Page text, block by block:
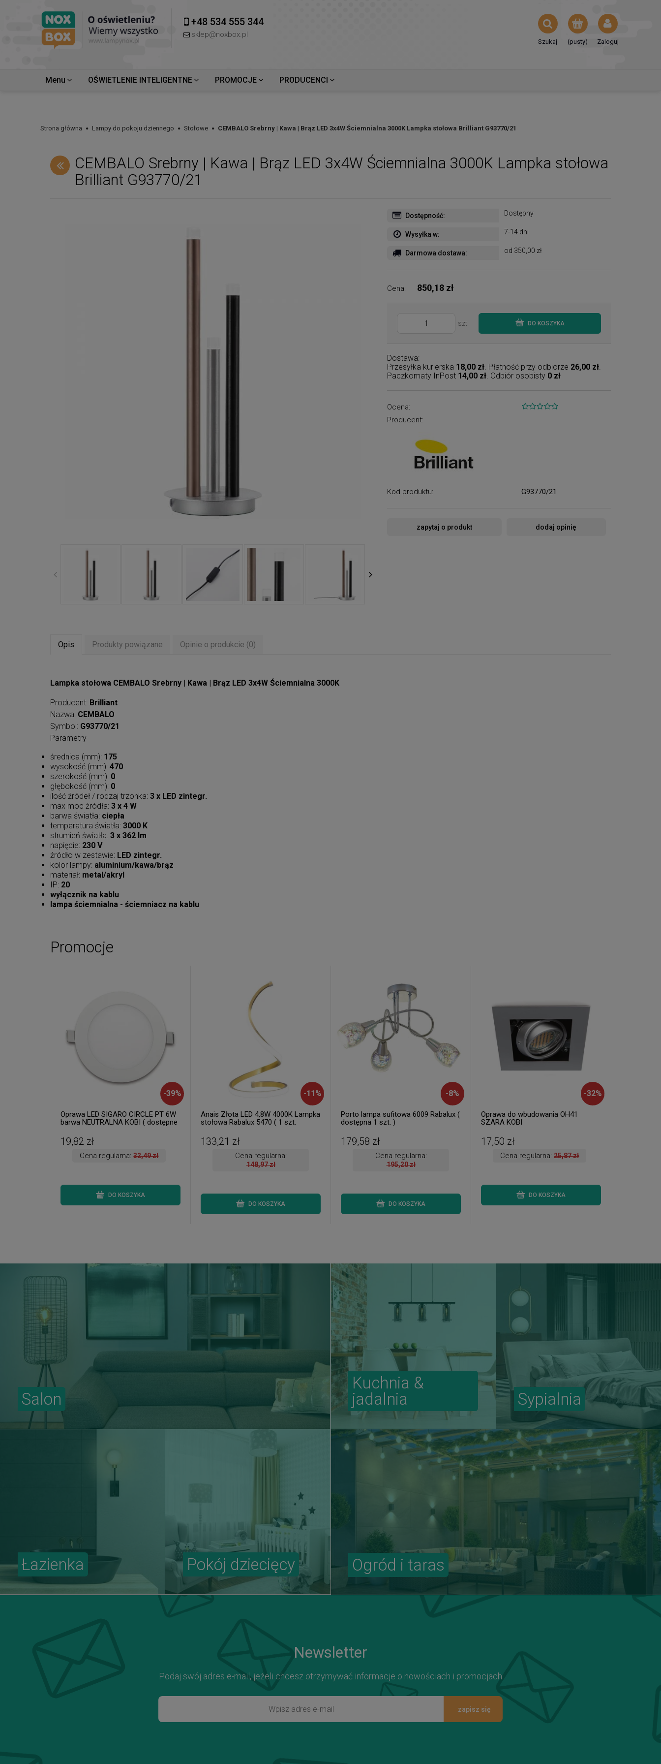
+48 534 555 344
sklep@noxbox.pl
(pusty) Zaloguj
Szukaj
Menu OŚWIETLENIE INTELIGENTNE PROMOCJE PRODUCENCI
Strona główna Lampy do pokoju dziennego Stołowe CEMBALO Srebrny | Kawa | Brąz LED 3x4W Ściemnialna 3000K Lampka stołowa Brilliant G93770/21
CEMBALO Srebrny | Kawa | Brąz LED 3x4W Ściemnialna 3000K Lampka stołowa
Brilliant G93770/21
Dostępność: Dostępny
Wysyłka w: 7-14 dni
Darmowa dostawa: od 350,00 zł
Cena: 850,18 zł
szt. DO KOSZYKA
Dostawa:
Przesyłka kurierska 18,00 zł. Płatność przy odbiorze 26,00 zł.
Paczkomaty InPost 14,00 zł. Odbiór osobisty 0 zł
Ocena:
Producent:
Kod produktu: G93770/21
zapytaj o produkt dodaj opinię
Opis Produkty powiązane Opinie o produkcie (0)
Lampka stołowa CEMBALO Srebrny | Kawa | Brąz LED 3x4W Ściemnialna 3000K
Producent: Brilliant
Nazwa: CEMBALO
Symbol: G93770/21
Parametry
średnica (mm): 175
wysokość (mm): 470
szerokość (mm): 0
głębokość (mm): 0
ilość źródeł / rodzaj trzonka: 3 x LED zintegr.
max moc źródła: 3 x 4 W
barwa światła: ciepła
temperatura światła: 3000 K
strumień światła: 3 x 362 lm
napięcie: 230 V
źródło w zestawie: LED zintegr.
kolor lampy: aluminium/kawa/brąz
materiał: metal/akryl
IP: 20
wyłącznik na kablu
lampa ściemnialna - ściemniacz na kablu
Promocje
-39%
Oprawa LED SIGARO CIRCLE PT 6W
barwa NEUTRALNA KOBI ( dostępne
19,82 zł
Cena regularna:32,49 zł
DO KOSZYKA
-11 %
Anais Złota LED 4,8W 4000K Lampka
stołowa Rabalux 5470 ( 1 szt.
133,21 zł
Cena regularna:
148,97 zł
DO KOSZYKA
-8%
Porto lampa sufitowa 6009 Rabalux (
dostępna 1 szt. )
179,58 zł
Cena regularna:
195,20 zł
DO KOSZYKA
-32%
Oprawa do wbudowania OH41
SZARA KOBI
17,50 zł
Cena regularna:25,87 zł
DO KOSZYKA
Salon
Kuchnia &
jadalnia
Sypialnia
Ogród i taras
Łazienka Pokój dziecięcy
Newsletter
Podaj swój adres e-mail, jeżeli chcesz otrzymywać informacje o nowościach i promocjach
zapisz się